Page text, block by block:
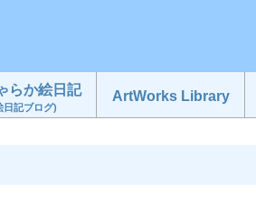
らか絵日記
日記ブログ)
ArtWorks Library